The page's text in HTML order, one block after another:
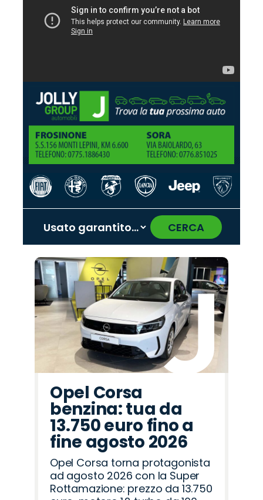
CERCA
Promo
Jeep
Promo
Cupra
Promo
Jaecoo
Promo
Opel
Promo
Abarth
Promo
Hyundai
Promo
Lancia
Promo
Citroën
Promo
Peugeot
Promo
Omoda
Promo
Alfa
Romeo
Promo
Mazda
Promo
Fiat
Promo
Seat
Promo
Land
Rover
‹ ›
Opel Corsa
benzina: tua da
13.750 euro fino a
fine agosto 2026
Opel Corsa torna protagonista
ad agosto 2026 con la Super
Rottamazione: prezzo da 13.750